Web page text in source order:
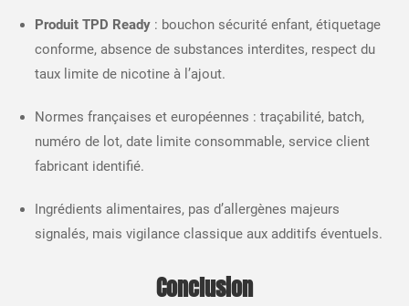
Produit TPD Ready: bouchon sécurité enfant, étiquetage
conforme, absence de substances interdites, respect du
taux limite de nicotine à l’ajout.​
Normes françaises et européennes : traçabilité, batch,
numéro de lot, date limite consommable, service client
fabricant identifié.
Ingrédients alimentaires, pas d’allergènes majeurs
signalés, mais vigilance classique aux additifs éventuels.​
Conclusion